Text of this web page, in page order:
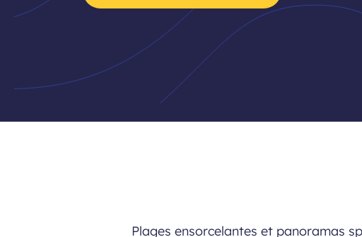
Plages ensorcelantes et panoramas